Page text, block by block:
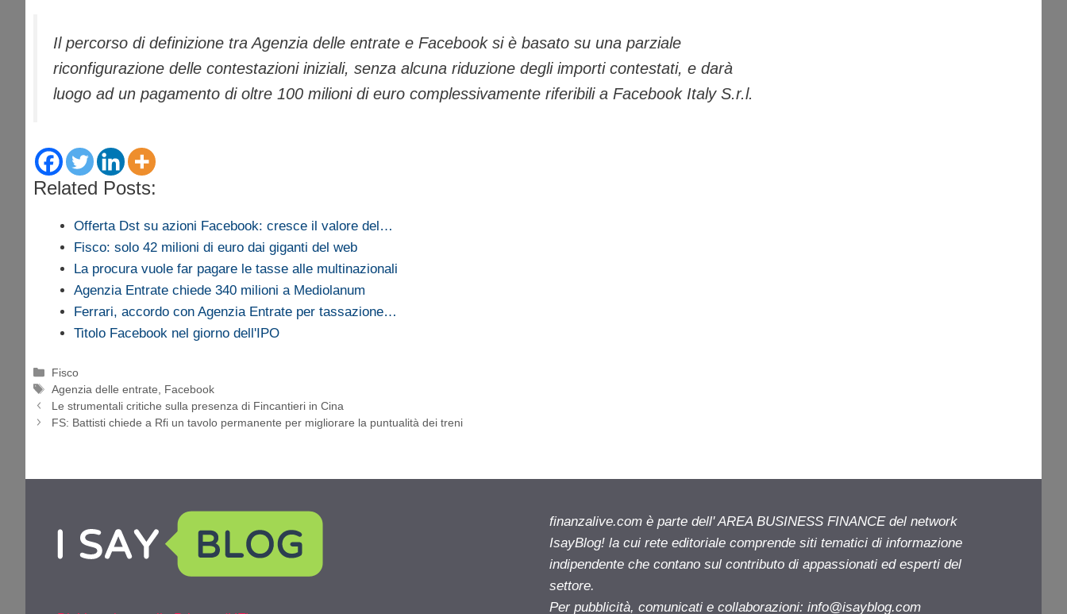
Il percorso di definizione tra Agenzia delle entrate e Facebook si è basato su una parziale
riconfigurazione delle contestazioni iniziali, senza alcuna riduzione degli importi contestati, e darà
luogo ad un pagamento di oltre 100 milioni di euro complessivamente riferibili a Facebook Italy S.r.l.
Related Posts:
Offerta Dst su azioni Facebook: cresce il valore del…
Fisco: solo 42 milioni di euro dai giganti del web
La procura vuole far pagare le tasse alle multinazionali
Agenzia Entrate chiede 340 milioni a Mediolanum
Ferrari, accordo con Agenzia Entrate per tassazione…
Titolo Facebook nel giorno dell'IPO
Categorie
Fisco
Tag
Agenzia delle entrate
Facebook
Le strumentali critiche sulla presenza di Fincantieri in Cina
FS: Battisti chiede a Rfi un tavolo permanente per migliorare la puntualità dei treni
finanzalive.com è parte dell' AREA BUSINESS FINANCE del network
IsayBlog! la cui rete editoriale comprende siti tematici di informazione
indipendente che contano sul contributo di appassionati ed esperti del
settore.
Per pubblicità, comunicati e collaborazioni: info@isayblog.com